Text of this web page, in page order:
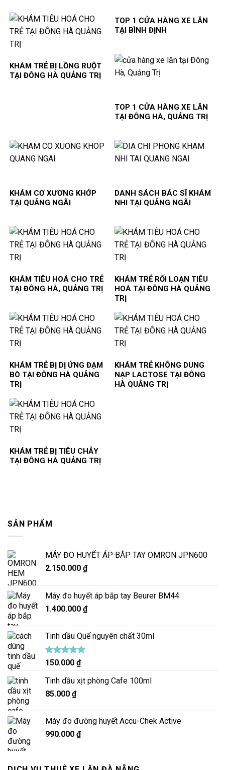
KHÁM TRẺ BỊ LỒNG RUỘT
TẠI ĐÔNG HÀ QUẢNG TRỊ
TOP 1 CỬA HÀNG XE LĂN
TẠI BÌNH ĐỊNH
TOP 1 CỬA HÀNG XE LĂN
TẠI ĐÔNG HÀ, QUẢNG TRỊ
KHÁM CƠ XƯƠNG KHỚP
TẠI QUẢNG NGÃI
DANH SÁCH BÁC SĨ KHÁM
NHI TẠI QUẢNG NGÃI
KHÁM TIÊU HOÁ CHO TRẺ
TẠI ĐÔNG HÀ, QUẢNG TRỊ
KHÁM TRẺ RỐI LOẠN TIÊU
HOÁ TẠI ĐÔNG HÀ QUẢNG
TRỊ
KHÁM TRẺ BỊ DỊ ỨNG ĐẠM
BÒ TẠI ĐÔNG HÀ QUẢNG
TRỊ
KHÁM TRẺ KHÔNG DUNG
NẠP LACTOSE TẠI ĐÔNG
HÀ QUẢNG TRỊ
KHÁM TRẺ BỊ TIÊU CHẢY
TẠI ĐÔNG HÀ QUẢNG TRỊ
SẢN PHẨM
MÁY ĐO HUYẾT ÁP BẮP TAY OMRON JPN600
2.150.000 ₫
Máy đo huyết áp bắp tay Beurer BM44
1.400.000 ₫
Tinh dầu Quế nguyên chất 30ml
Được xếp
5.00
5 sao
150.000 ₫
Tinh dầu xịt phòng Cafe 100ml
85.000 ₫
Máy đo đường huyết Accu-Chek Active
990.000 ₫